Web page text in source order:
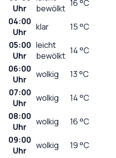
Uhr
bewölkt 16°C
04:00
Uhr
klar 15°C
05:00
Uhr
leicht
bewölkt 14°C
06:00
Uhr
wolkig 13°C
07:00
Uhr
wolkig 14°C
08:00
Uhr
wolkig 16°C
09:00
Uhr
wolkig 19°C